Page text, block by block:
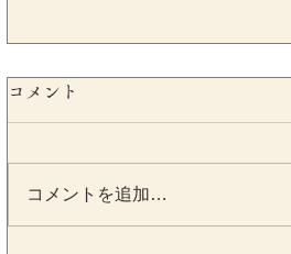
コメント
コメントを追加…